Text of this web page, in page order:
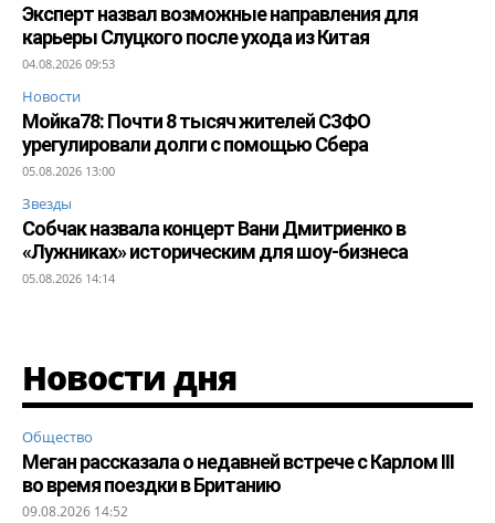
Эксперт назвал возможные направления для
карьеры Слуцкого после ухода из Китая
04.08.2026 09:53
Новости
Мойка78: Почти 8 тысяч жителей СЗФО
урегулировали долги с помощью Сбера
05.08.2026 13:00
Звезды
Собчак назвала концерт Вани Дмитриенко в
«Лужниках» историческим для шоу-бизнеса
05.08.2026 14:14
Новости дня
Общество
Меган рассказала о недавней встрече с Карлом III
во время поездки в Британию
09.08.2026 14:52